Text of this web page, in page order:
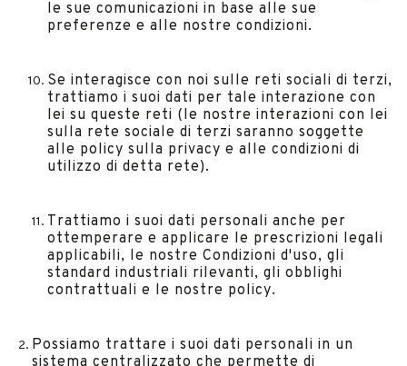
le sue comunicazioni in base alle sue
preferenze e alle nostre condizioni.
Se interagisce con noi sulle reti sociali di terzi,
trattiamo i suoi dati per tale interazione con
lei su queste reti (le nostre interazioni con lei
sulla rete sociale di terzi saranno soggette
alle policy sulla privacy e alle condizioni di
utilizzo di detta rete).
Trattiamo i suoi dati personali anche per
ottemperare e applicare le prescrizioni legali
applicabili, le nostre Condizioni d'uso, gli
standard industriali rilevanti, gli obblighi
contrattuali e le nostre policy.
Possiamo trattare i suoi dati personali in un
sistema centralizzato che permette di